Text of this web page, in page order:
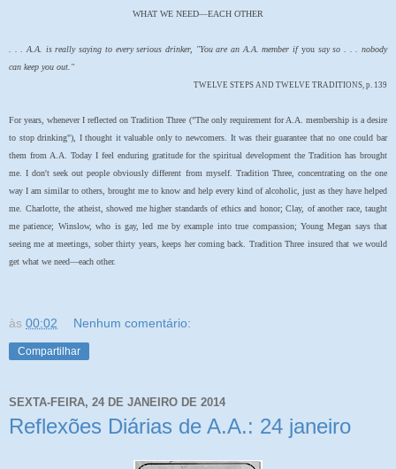
WHAT WE NEED—EACH OTHER
. . . A.A. is really saying to every serious drinker, "You are an A.A. member if you say so . . . nobody
can keep you out."
TWELVE STEPS AND TWELVE TRADITIONS, p. 139
For years, whenever I reflected on Tradition Three ("The only requirement for A.A. membership is a desire
to stop drinking"), I thought it valuable only to newcomers. It was their guarantee that no one could bar
them from A.A. Today I feel enduring gratitude for the spiritual development the Tradition has brought
me. I don't seek out people obviously different from myself. Tradition Three, concentrating on the one
way I am similar to others, brought me to know and help every kind of alcoholic, just as they have helped
me. Charlotte, the atheist, showed me higher standards of ethics and honor; Clay, of another race, taught
me patience; Winslow, who is gay, led me by example into true compassion; Young Megan says that
seeing me at meetings, sober thirty years, keeps her coming back. Tradition Three insured that we would
get what we need—each other.
às 00:02 Nenhum comentário:
Compartilhar
SEXTA-FEIRA, 24 DE JANEIRO DE 2014
Reflexões Diárias de A.A.: 24 janeiro